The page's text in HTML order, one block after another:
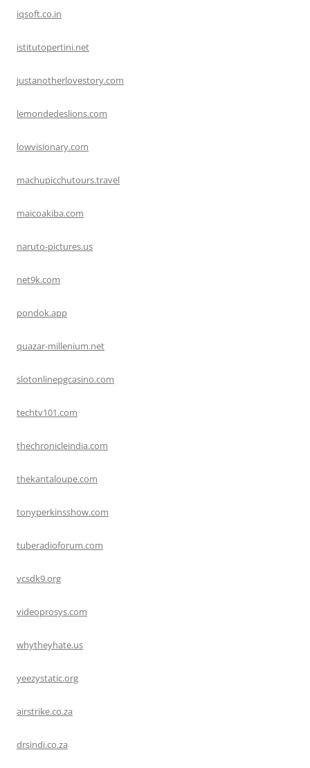
iqsoft.co.in
istitutopertini.net
justanotherlovestory.com
lemondedeslions.com
lowvisionary.com
machupicchutours.travel
maicoakiba.com
naruto-pictures.us
net9k.com
pondok.app
quazar-millenium.net
slotonlinepgcasino.com
techtv101.com
thechronicleindia.com
thekantaloupe.com
tonyperkinsshow.com
tuberadioforum.com
vcsdk9.org
videoprosys.com
whytheyhate.us
yeezystatic.org
airstrike.co.za
drsindi.co.za